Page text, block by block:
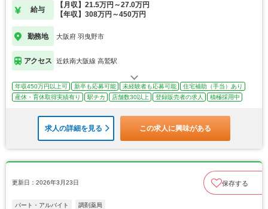
給与
【月収】21.5万円～27.0万円
【年収】308万円～450万円
勤務地 大阪府 羽曳野市
アクセス 近鉄南大阪線 高鷲駅
年収450万円以上可 新卒も応募可能 未経験者も応募可能
住宅補助（手当）あり
産休・育休取得実績有り
駅チカ 店舗数30以上 登録販売者の求人 積極採用中
求人の詳細を見る この求人に興味がある
更新日：2026年3月23日 保存する
パート・アルバイト 調剤薬局